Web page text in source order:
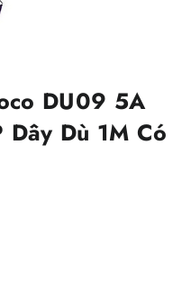
DU09 5A
Dù 1M Có